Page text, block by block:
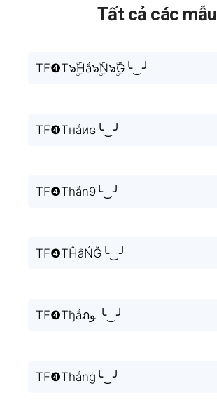
Tất cả các mẫu
TF❹T๖ۣۜHắ๖ۣۜN๖ۣۜG╰‿╯
TF❹Tнắиɢ╰‿╯
TF❹Thắn9╰‿╯
TF❹TĤắŃĞ╰‿╯
TF❹Tђắภﻮ ╰‿╯
TF❹Thắnġ╰‿╯